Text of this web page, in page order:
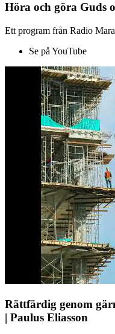
Höra och göra Guds
Ett program från Radio
Se på YouTube
Rättfärdig genom
| Paulus Eliasson